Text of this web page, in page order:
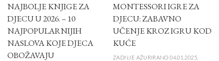
NAJBOLJE KNJIGE ZA
DJECU U 2026. – 10
NAJPOPULARNIJIH
NASLOVA KOJE DJECA
OBOŽAVAJU
MONTESSORI IGRE ZA
DJECU: ZABAVNO
UČENJE KROZ IGRU KOD
KUĆE
ZADNJE AŽURIRANO 04.01.2025.